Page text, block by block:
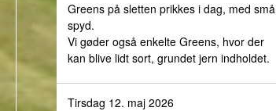
Greens på sletten prikkes i dag, med små
spyd.
Vi gøder også enkelte Greens, hvor der
kan blive lidt sort, grundet jern indholdet.
Tirsdag 12. maj 2026